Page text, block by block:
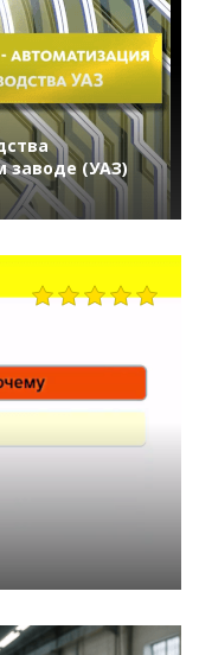
заводе (УАЗ)